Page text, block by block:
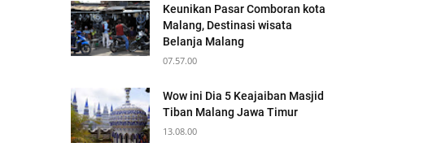
Keunikan Pasar Comboran kota
Malang, Destinasi wisata
Belanja Malang
07.57.00
Wow ini Dia 5 Keajaiban Masjid
Tiban Malang Jawa Timur
13.08.00